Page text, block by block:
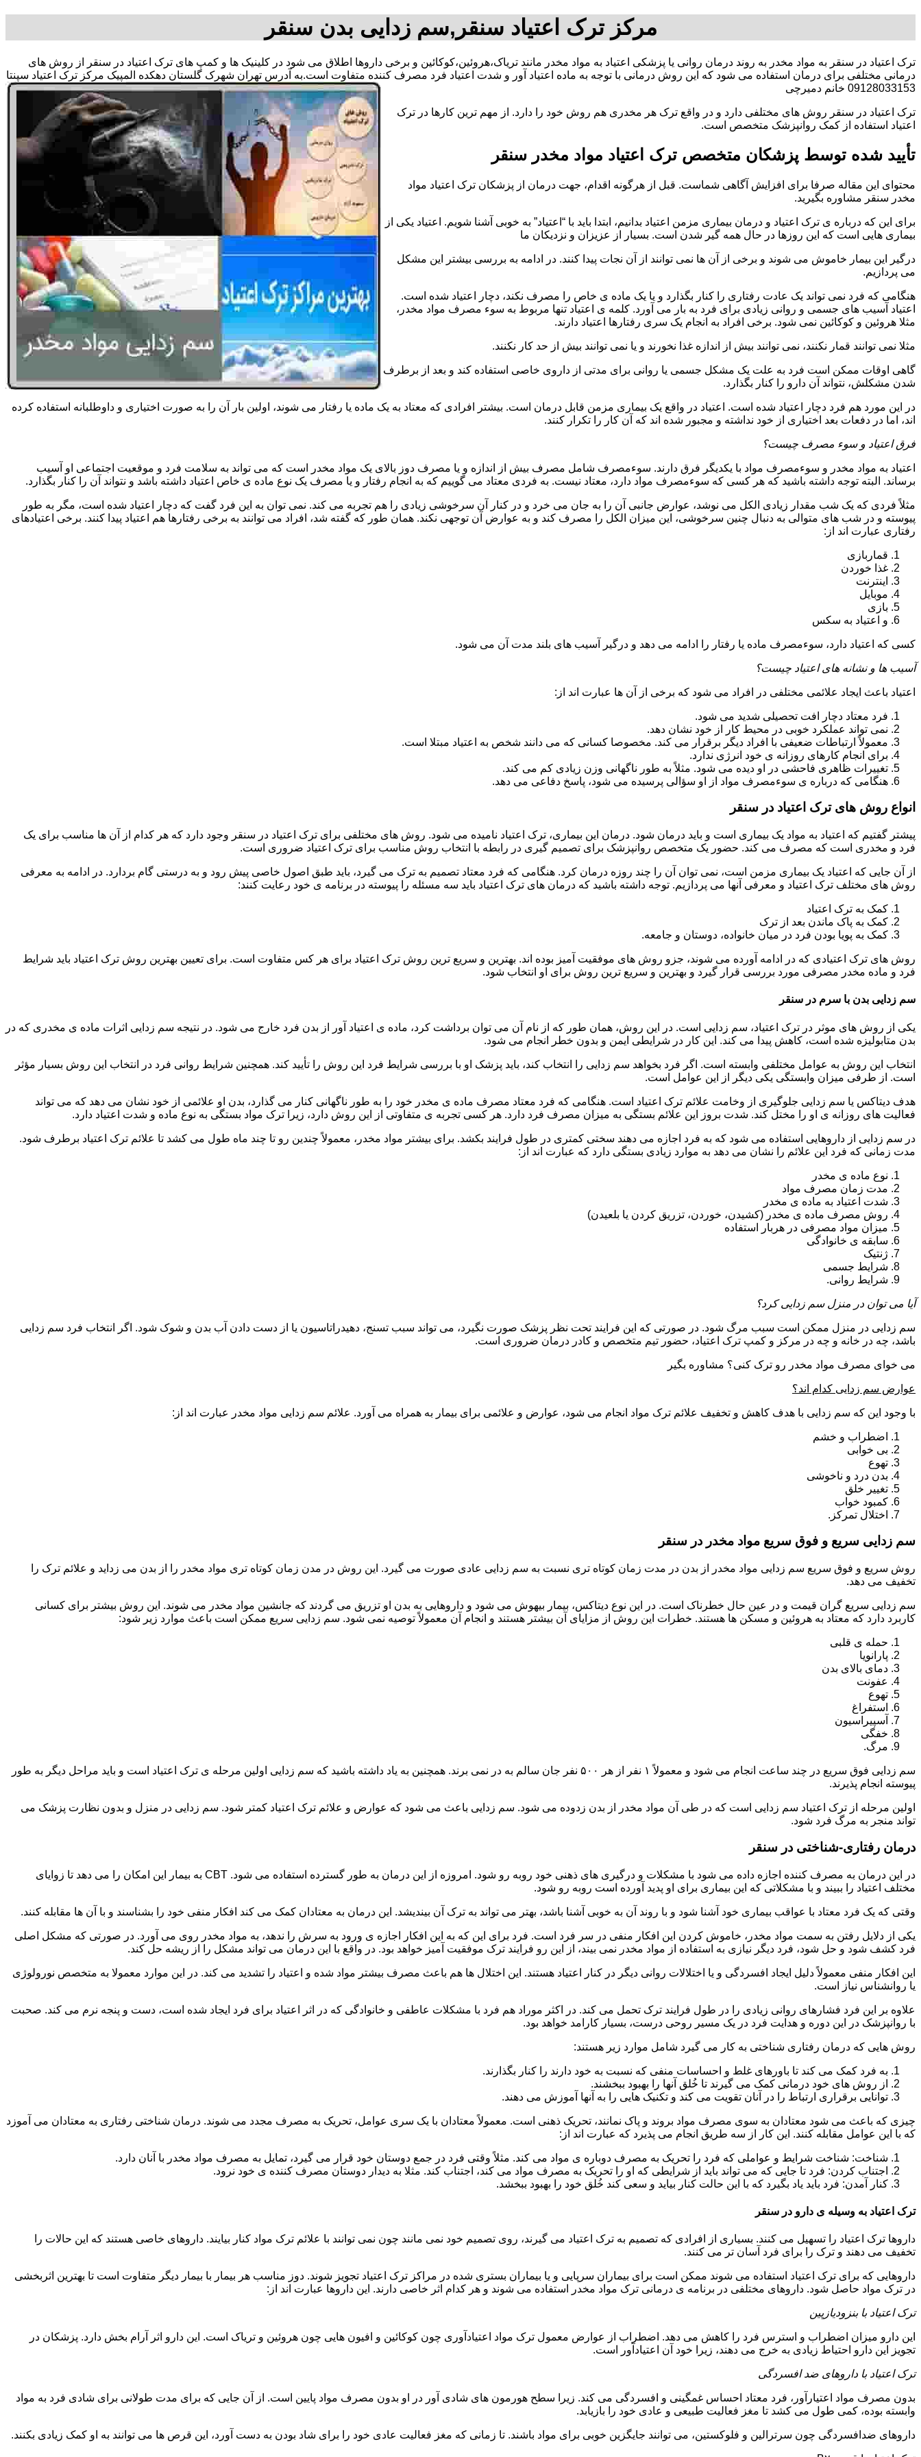
مرکز ترک اعتیاد سنقر,سم زدایی بدن سنقر
ترک اعتیاد در سنقر به مواد مخدر به روند درمان روانی یا پزشکی اعتیاد به مواد مخدر مانند تریاک،هروئین،کوکائین و برخی داروها اطلاق می شود در کلینیک ها و کمپ های ترک اعتیاد در سنقر از روش های
درمانی مختلفی برای درمان استفاده می شود که این روش درمانی با توجه به ماده اعتیاد آور و شدت اعتیاد فرد مصرف کننده متفاوت است.به آدرس تهران شهرک گلستان دهکده المپیک مرکز ترک اعتیاد سپنتا
09128033153 خانم دمیرچی
ترک اعتیاد در سنقر روش های مختلفی دارد و در واقع ترک هر مخدری هم روش خود را دارد. از مهم ترین کارها در ترک
اعتیاد استفاده از کمک روانپزشک متخصص است.
تأیید شده توسط پزشکان متخصص ترک اعتیاد مواد مخدر سنقر
محتوای این مقاله صرفا برای افزایش آگاهی شماست. قبل از هرگونه اقدام، جهت درمان از پزشکان ترک اعتیاد مواد
مخدر سنقر مشاوره بگیرید.
برای این که درباره ی ترک اعتیاد و درمان بیماری مزمن اعتیاد بدانیم، ابتدا باید با “اعتیاد” به خوبی آشنا شویم. اعتیاد یکی از
بیماری هایی است که این روزها در حال همه گیر شدن است. بسیار از عزیزان و نزدیکان ما
درگیر این بیمار خاموش می شوند و برخی از آن ها نمی توانند از آن نجات پیدا کنند. در ادامه به بررسی بیشتر این مشکل
می پردازیم.
هنگامی که فرد نمی تواند یک عادت رفتاری را کنار بگذارد و یا یک ماده ی خاص را مصرف نکند، دچار اعتیاد شده است.
اعتیاد آسیب های جسمی و روانی زیادی برای فرد به بار می آورد. کلمه ی اعتیاد تنها مربوط به سوء مصرف مواد مخدر،
مثلا هروئین و کوکائین نمی شود. برخی افراد به انجام یک سری رفتارها اعتیاد دارند.
مثلا نمی توانند قمار نکنند، نمی توانند بیش از اندازه غذا نخورند و یا نمی توانند بیش از حد کار نکنند.
گاهی اوقات ممکن است فرد به علت یک مشکل جسمی یا روانی برای مدتی از داروی خاصی استفاده کند و بعد از برطرف
شدن مشکلش، نتواند آن دارو را کنار بگذارد.
در این مورد هم فرد دچار اعتیاد شده است. اعتیاد در واقع یک بیماری مزمن قابل درمان است. بیشتر افرادی که معتاد به یک ماده یا رفتار می شوند، اولین بار آن را به صورت اختیاری و داوطلبانه استفاده کرده
اند، اما در دفعات بعد اختیاری از خود نداشته و مجبور شده اند که آن کار را تکرار کنند.
فرق اعتیاد و سوء مصرف چیست؟
اعتیاد به مواد مخدر و سوءمصرف مواد با یکدیگر فرق دارند. سوءمصرف شامل مصرف بیش از اندازه و یا مصرف دوز بالای یک مواد مخدر است که می تواند به سلامت فرد و موقعیت اجتماعی او آسیب
برساند. البته توجه داشته باشید که هر کسی که سوءمصرف مواد دارد، معتاد نیست. به فردی معتاد می گوییم که به انجام رفتار و یا مصرف یک نوع ماده ی خاص اعتیاد داشته باشد و نتواند آن را کنار بگذارد.
مثلاً فردی که یک شب مقدار زیادی الکل می نوشد، عوارض جانبی آن را به جان می خرد و در کنار آن سرخوشی زیادی را هم تجربه می کند. نمی توان به این فرد گفت که دچار اعتیاد شده است، مگر به طور
پیوسته و در شب های متوالی به دنبال چنین سرخوشی، این میزان الکل را مصرف کند و به عوارض آن توجهی نکند. همان طور که گفته شد، افراد می توانند به برخی رفتارها هم اعتیاد پیدا کنند. برخی اعتیادهای
رفتاری عبارت اند از:
قماربازی
غذا خوردن
اینترنت
موبایل
بازی
و اعتیاد به سکس
کسی که اعتیاد دارد، سوءمصرف ماده یا رفتار را ادامه می دهد و درگیر آسیب های بلند مدت آن می شود.
آسیب ها و نشانه های اعتیاد چیست؟
اعتیاد باعث ایجاد علائمی مختلفی در افراد می شود که برخی از آن ها عبارت اند از:
فرد معتاد دچار افت تحصیلی شدید می شود.
نمی تواند عملکرد خوبی در محیط کار از خود نشان دهد.
معمولاً ارتباطات ضعیفی با افراد دیگر برقرار می کند. مخصوصا کسانی که می دانند شخص به اعتیاد مبتلا است.
برای انجام کارهای روزانه ی خود انرژی ندارد.
تغییرات ظاهری فاحشی در او دیده می شود. مثلاً به طور ناگهانی وزن زیادی کم می کند.
هنگامی که درباره ی سوءمصرف مواد از او سؤالی پرسیده می شود، پاسخ دفاعی می دهد.
انواع روش های ترک اعتیاد در سنقر
پیشتر گفتیم که اعتیاد به مواد یک بیماری است و باید درمان شود. درمان این بیماری، ترک اعتیاد نامیده می شود. روش های مختلفی برای ترک اعتیاد در سنقر وجود دارد که هر کدام از آن ها مناسب برای یک
فرد و مخدری است که مصرف می کند. حضور یک متخصص روانپزشک برای تصمیم گیری در رابطه با انتخاب روش مناسب برای ترک اعتیاد ضروری است.
از آن جایی که اعتیاد یک بیماری مزمن است، نمی توان آن را چند روزه درمان کرد. هنگامی که فرد معتاد تصمیم به ترک می گیرد، باید طبق اصول خاصی پیش رود و به درستی گام بردارد. در ادامه به معرفی
روش های مختلف ترک اعتیاد و معرفی آنها می پردازیم. توجه داشته باشید که درمان های ترک اعتیاد باید سه مسئله را پیوسته در برنامه ی خود رعایت کنند:
کمک به ترک اعتیاد
کمک به پاک ماندن بعد از ترک
کمک به پویا بودن فرد در میان خانواده، دوستان و جامعه.
روش های ترک اعتیادی که در ادامه آورده می شوند، جزو روش های موفقیت آمیز بوده اند. بهترین و سریع ترین روش ترک اعتیاد برای هر کس متفاوت است. برای تعیین بهترین روش ترک اعتیاد باید شرایط
فرد و ماده مخدر مصرفی مورد بررسی قرار گیرد و بهترین و سریع ترین روش برای او انتخاب شود.
سم زدایی بدن با سرم در سنقر
یکی از روش های موثر در ترک اعتیاد، سم زدایی است. در این روش، همان طور که از نام آن می توان برداشت کرد، ماده ی اعتیاد آور از بدن فرد خارج می شود. در نتیجه سم زدایی اثرات ماده ی مخدری که در
بدن متابولیزه شده است، کاهش پیدا می کند. این کار در شرایطی ایمن و بدون خطر انجام می شود.
انتخاب این روش به عوامل مختلفی وابسته است. اگر فرد بخواهد سم زدایی را انتخاب کند، باید پزشک او با بررسی شرایط فرد این روش را تأیید کند. همچنین شرایط روانی فرد در انتخاب این روش بسیار مؤثر
است. از طرفی میزان وابستگی یکی دیگر از این عوامل است.
هدف دیتاکس یا سم زدایی جلوگیری از وخامت علائم ترک اعتیاد است. هنگامی که فرد معتاد مصرف ماده ی مخدر خود را به طور ناگهانی کنار می گذارد، بدن او علائمی از خود نشان می دهد که می تواند
فعالیت های روزانه ی او را مختل کند. شدت بروز این علائم بستگی به میزان مصرف فرد دارد. هر کسی تجربه ی متفاوتی از این روش دارد، زیرا ترک مواد بستگی به نوع ماده و شدت اعتیاد دارد.
در سم زدایی از داروهایی استفاده می شود که به فرد اجازه می دهند سختی کمتری در طول فرایند بکشد. برای بیشتر مواد مخدر، معمولاً چندین رو تا چند ماه طول می کشد تا علائم ترک اعتیاد برطرف شود.
مدت زمانی که فرد این علائم را نشان می دهد به موارد زیادی بستگی دارد که عبارت اند از:
نوع ماده ی مخدر
مدت زمان مصرف مواد
شدت اعتیاد به ماده ی مخدر
روش مصرف ماده ی مخدر (کشیدن، خوردن، تزریق کردن یا بلعیدن)
میزان مواد مصرفی در هربار استفاده
سابقه ی خانوادگی
ژنتیک
شرایط جسمی
شرایط روانی.
آیا می توان در منزل سم زدایی کرد؟
سم زدایی در منزل ممکن است سبب مرگ شود. در صورتی که این فرایند تحت نظر پزشک صورت نگیرد، می تواند سبب تسنج، دهیدراتاسیون یا از دست دادن آب بدن و شوک شود. اگر انتخاب فرد سم زدایی
باشد، چه در خانه و چه در مرکز و کمپ ترک اعتیاد، حضور تیم متخصص و کادر درمان ضروری است.
می خوای مصرف مواد مخدر رو ترک کنی؟ مشاوره بگیر
عوارض سم زدایی کدام اند؟
با وجود این که سم زدایی با هدف کاهش و تخفیف علائم ترک مواد انجام می شود، عوارض و علائمی برای بیمار به همراه می آورد. علائم سم زدایی مواد مخدر عبارت اند از:
اضطراب و خشم
بی خوابی
تهوع
بدن درد و ناخوشی
تغییر خلق
کمبود خواب
اختلال تمرکز.
سم زدایی سریع و فوق سریع مواد مخدر در سنقر
روش سریع و فوق سریع سم زدایی مواد مخدر از بدن در مدت زمان کوتاه تری نسبت به سم زدایی عادی صورت می گیرد. این روش در مدن زمان کوتاه تری مواد مخدر را از بدن می زداید و علائم ترک را
تخفیف می دهد.
سم زدایی سریع گران قیمت و در عین حال خطرناک است. در این نوع دیتاکس، بیمار بیهوش می شود و داروهایی به بدن او تزریق می گردند که جانشین مواد مخدر می شوند. این روش بیشتر برای کسانی
کاربرد دارد که معتاد به هروئین و مسکن ها هستند. خطرات این روش از مزایای آن بیشتر هستند و انجام آن معمولاً توصیه نمی شود. سم زدایی سریع ممکن است باعث موارد زیر شود:
حمله ی قلبی
پارانویا
دمای بالای بدن
عفونت
تهوع
استفراغ
آسپیراسیون
خفگی
مرگ.
سم زدایی فوق سریع در چند ساعت انجام می شود و معمولاً ۱ نفر از هر ۵۰۰ نفر جان سالم به در نمی برند. همچنین به یاد داشته باشید که سم زدایی اولین مرحله ی ترک اعتیاد است و باید مراحل دیگر به طور
پیوسته انجام پذیرند.
اولین مرحله از ترک اعتیاد سم زدایی است که در طی آن مواد مخدر از بدن زدوده می شود. سم زدایی باعث می شود که عوارض و علائم ترک اعتیاد کمتر شود. سم زدایی در منزل و بدون نظارت پزشک می
تواند منجر به مرگ فرد شود.
درمان رفتاری-شناختی در سنقر
در این درمان به مصرف کننده اجازه داده می شود با مشکلات و درگیری های ذهنی خود روبه رو شود. امروزه از این درمان به طور گسترده استفاده می شود. CBT به بیمار این امکان را می دهد تا زوایای
مختلف اعتیاد را ببیند و با مشکلاتی که این بیماری برای او پدید آورده است روبه رو شود.
وقتی که یک فرد معتاد با عواقب بیماری خود آشنا شود و با روند آن به خوبی آشنا باشد، بهتر می تواند به ترک آن بیندیشد. این درمان به معتادان کمک می کند افکار منفی خود را بشناسند و با آن ها مقابله کنند.
یکی از دلایل رفتن به سمت مواد مخدر، خاموش کردن این افکار منفی در سر فرد است. فرد برای این که به این افکار اجازه ی ورود به سرش را ندهد، به مواد مخدر روی می آورد. در صورتی که مشکل اصلی
فرد کشف شود و حل شود، فرد دیگر نیازی به استفاده از مواد مخدر نمی بیند، از این رو فرایند ترک موفقیت آمیز خواهد بود. در واقع با این درمان می تواند مشکل را از ریشه حل کند.
این افکار منفی معمولاً دلیل ایجاد افسردگی و یا اختلالات روانی دیگر در کنار اعتیاد هستند. این اختلال ها هم باعث مصرف بیشتر مواد شده و اعتیاد را تشدید می کند. در این موارد معمولا به متخصص نورولوژی
یا روانشناس نیاز است.
علاوه بر این فرد فشارهای روانی زیادی را در طول فرایند ترک تحمل می کند. در اکثر موراد هم فرد با مشکلات عاطفی و خانوادگی که در اثر اعتیاد برای فرد ایجاد شده است، دست و پنجه نرم می کند. صحبت
با روانپزشک در این دوره و هدایت فرد در یک مسیر روحی درست، بسیار کارامد خواهد بود.
روش هایی که درمان رفتاری شناختی به کار می گیرد شامل موارد زیر هستند:
به فرد کمک می کند تا باورهای غلط و احساسات منفی که نسبت به خود دارند را کنار بگذارند.
از روش های خود درمانی کمک می گیرند تا خُلق آنها را بهبود ببخشند.
توانایی برقراری ارتباط را در آنان تقویت می کند و تکنیک هایی را به آنها آموزش می دهند.
چیزی که باعث می شود معتادان به سوی مصرف مواد بروند و پاک نمانند، تحریک ذهنی است. معمولاً معتادان با یک سری عوامل، تحریک به مصرف مجدد می شوند. درمان شناختی رفتاری به معتادان می آموزد
که با این عوامل مقابله کنند. این کار از سه طریق انجام می پذیرد که عبارت اند از:
شناخت: شناخت شرایط و عواملی که فرد را تحریک به مصرف دوباره ی مواد می کند. مثلاً وقتی فرد در جمع دوستان خود قرار می گیرد، تمایل به مصرف مواد مخدر با آنان دارد.
اجتناب کردن: فرد تا جایی که می تواند باید از شرایطی که او را تحریک به مصرف مواد می کند، اجتناب کند. مثلا به دیدار دوستان مصرف کننده ی خود نرود.
کنار آمدن: فرد باید یاد بگیرد که با این حالت کنار بیاید و سعی کند خُلق خود را بهبود ببخشد.
ترک اعتیاد به وسیله ی دارو در سنقر
داروها ترک اعتیاد را تسهیل می کنند. بسیاری از افرادی که تصمیم به ترک اعتیاد می گیرند، روی تصمیم خود نمی مانند چون نمی توانند با علائم ترک مواد کنار بیایند. داروهای خاصی هستند که این حالات را
تخفیف می دهند و ترک را برای فرد آسان تر می کنند.
داروهایی که برای ترک اعتیاد استفاده می شوند ممکن است برای بیماران سرپایی و یا بیماران بستری شده در مراکز ترک اعتیاد تجویز شوند. دوز مناسب هر بیمار با بیمار دیگر متفاوت است تا بهترین اثربخشی
در ترک مواد حاصل شود. داروهای مختلفی در برنامه ی درمانی ترک مواد مخدر استفاده می شوند و هر کدام اثر خاصی دارند. این داروها عبارت اند از:
ترک اعتیاد با بنزودیازپین
این دارو میزان اضطراب و استرس فرد را کاهش می دهد. اضطراب از عوارض معمول ترک مواد اعتیادآوری چون کوکائین و افیون هایی چون هروئین و تریاک است. این دارو اثر آرام بخش دارد. پزشکان در
تجویز این دارو احتیاط زیادی به خرج می دهند، زیرا خود آن اعتیادآور است.
ترک اعتیاد با داروهای ضد افسردگی
بدون مصرف مواد اعتیارآور، فرد معتاد احساس غمگینی و افسردگی می کند. زیرا سطح هورمون های شادی آور در او بدون مصرف مواد پایین است. از آن جایی که برای مدت طولانی برای شادی فرد به مواد
وابسته بوده، کمی طول می کشد تا مغز فعالیت طبیعی و عادی خود را بازیابد.
داروهای ضدافسردگی چون سرترالین و فلوکستین، می توانند جایگزین خوبی برای مواد باشند. تا زمانی که مغز فعالیت عادی خود را برای شاد بودن به دست آورد، این قرص ها می توانند به او کمک زیادی بکنند.